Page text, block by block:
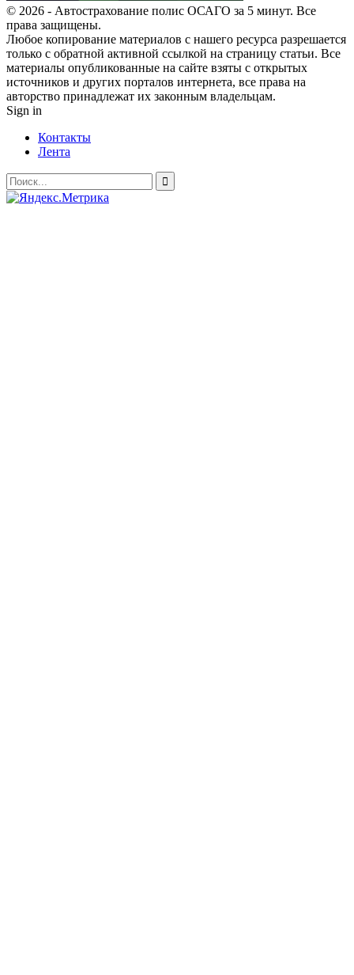
© 2026 - Автострахование полис ОСАГО за 5 минут. Все
права защищены.
Любое копирование материалов с нашего ресурса разрешается
только с обратной активной ссылкой на страницу статьи. Все
материалы опубликованные на сайте взяты с открытых
источников и других порталов интернета, все права на
авторство принадлежат их законным владельцам.
Sign in
Контакты
Лента